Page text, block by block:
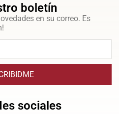
boletín
en su correo. Es
sociales